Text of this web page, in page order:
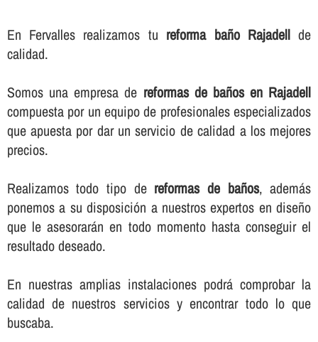
En Fervalles realizamos tu reforma baño Rajadellde
calidad.
Somos una empresa de reformas de baños en Rajadell
compuesta por un equipo de profesionales especializados
que apuesta por dar un servicio de calidad a los mejores
precios.
Realizamos todo tipo de reformas de baños, además
ponemos a su disposición a nuestros expertos en diseño
que le asesorarán en todo momento hasta conseguir el
resultado deseado.
En nuestras amplias instalaciones podrá comprobar la
calidad de nuestros servicios y encontrar todo lo que
buscaba.